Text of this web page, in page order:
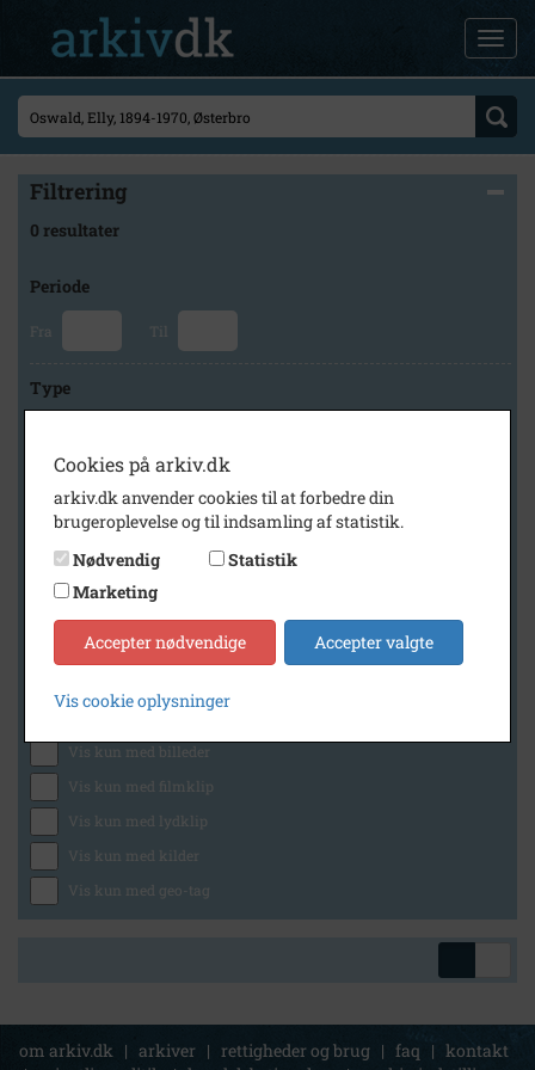
Filtrering
0 resultater
Periode
Fra Til
Type
Arkiv
Frederikssund Lokalhistoriske Arkiver Jægerspris Arkiv
Generelt
Vis kun med billeder
Vis kun med filmklip
Vis kun med lydklip
Vis kun med kilder
Vis kun med geo-tag
om arkiv.dk | arkiver | rettigheder og brug | faq | kontakt
Cookies på arkiv.dk
arkiv.dk anvender cookies til at forbedre din
brugeroplevelse og til indsamling af statistik.
Nødvendig
Statistik
Marketing
Accepter nødvendige Accepter valgte
Vis cookie oplysninger